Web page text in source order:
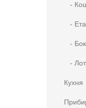
-
-
-
-
Кухня